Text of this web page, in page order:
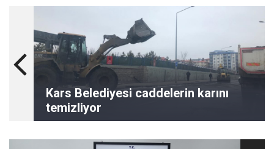
Kars Belediyesi caddelerin karını
temizliyor